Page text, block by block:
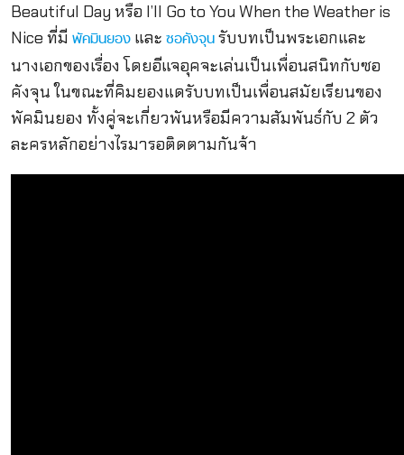
Beautiful Day หรือ I’ll Go to You When the Weather is
Nice ที่มี พัคมินยองและ ซอคังจุนรับบทเป็นพระเอกและ
นางเอกของเรื่อง โดยอีแจอุคจะเล่นเป็นเพื่อนสนิทกับซอ
คังจุน ในขณะที่คิมยองแดรับบทเป็นเพื่อนสมัยเรียนของ
พัคมินยอง ทั้งคู่จะเกี่ยวพันหรือมีความสัมพันธ์กับ 2 ตัว
ละครหลักอย่างไรมารอติดตามกันจ้า